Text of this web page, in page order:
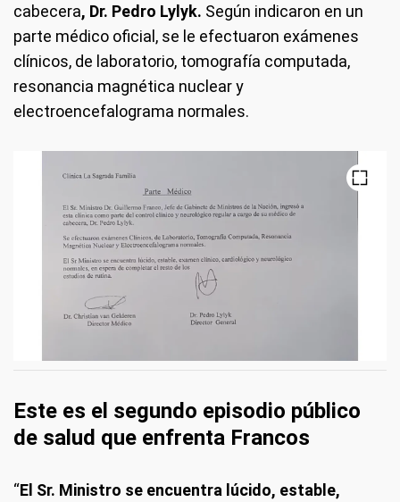
cabecera, Dr. Pedro Lylyk. Según indicaron en un
parte médico oficial, se le efectuaron exámenes
clínicos, de laboratorio, tomografía computada,
resonancia magnética nuclear y
electroencefalograma normales.
Este es el segundo episodio público
de salud que enfrenta Francos
“El Sr. Ministro se encuentra lúcido, estable,